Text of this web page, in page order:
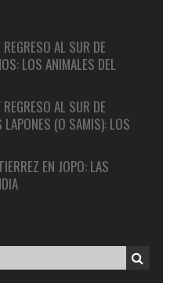
AL SUR DE
LOS ANIMALES DEL
AL SUR DE
LAPONES (O SAMIS): LOS
EN JOPO: LAS